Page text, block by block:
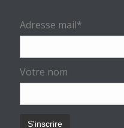
Adresse mail*
Votre nom